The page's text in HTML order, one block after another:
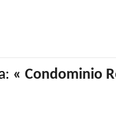
« Condominio